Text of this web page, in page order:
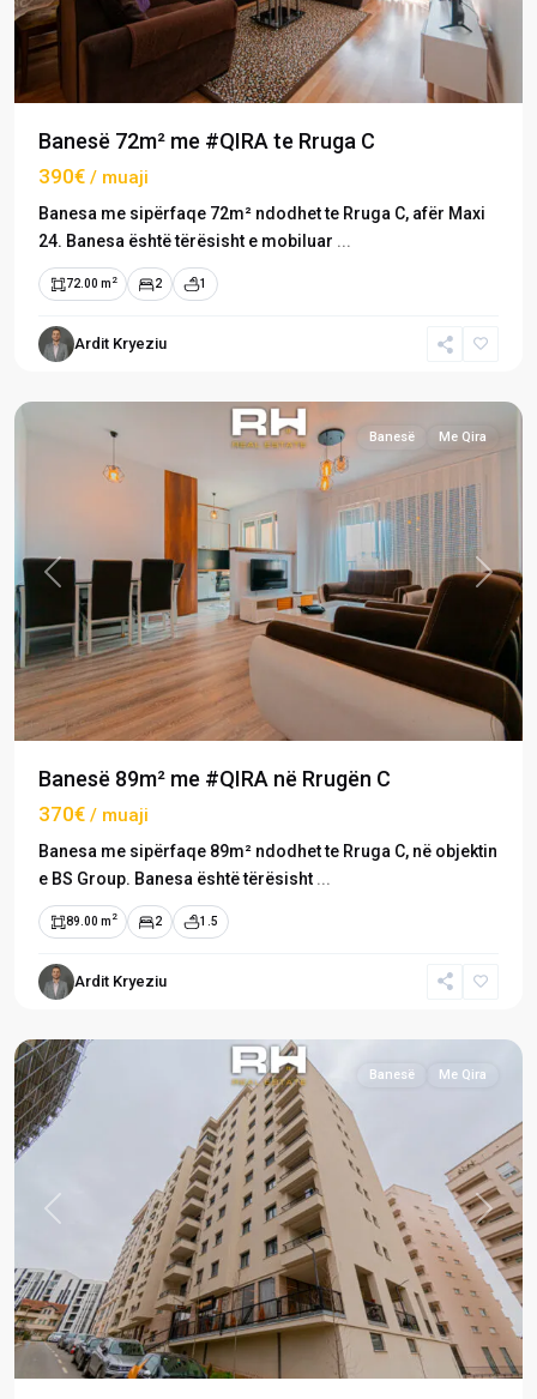
Banesë 72m² me #QIRA te Rruga C
390€ / muaji
Banesa me sipërfaqe 72m² ndodhet te Rruga C, afër Maxi
24. Banesa është tërësisht e mobiluar ...
72.00 m 2 2 1
Ardit Kryeziu
Rruga
C,
Previous Next
Banesë Me Qira
Banesë 89m² me #QIRA në Rrugën C
370€ / muaji
Banesa me sipërfaqe 89m² ndodhet te Rruga C, në objektin
e BS Group. Banesa është tërësisht ...
89.00 m 2 2 1.5
Ardit Kryeziu
Rruga
C,
Previous Next
Banesë Me Qira